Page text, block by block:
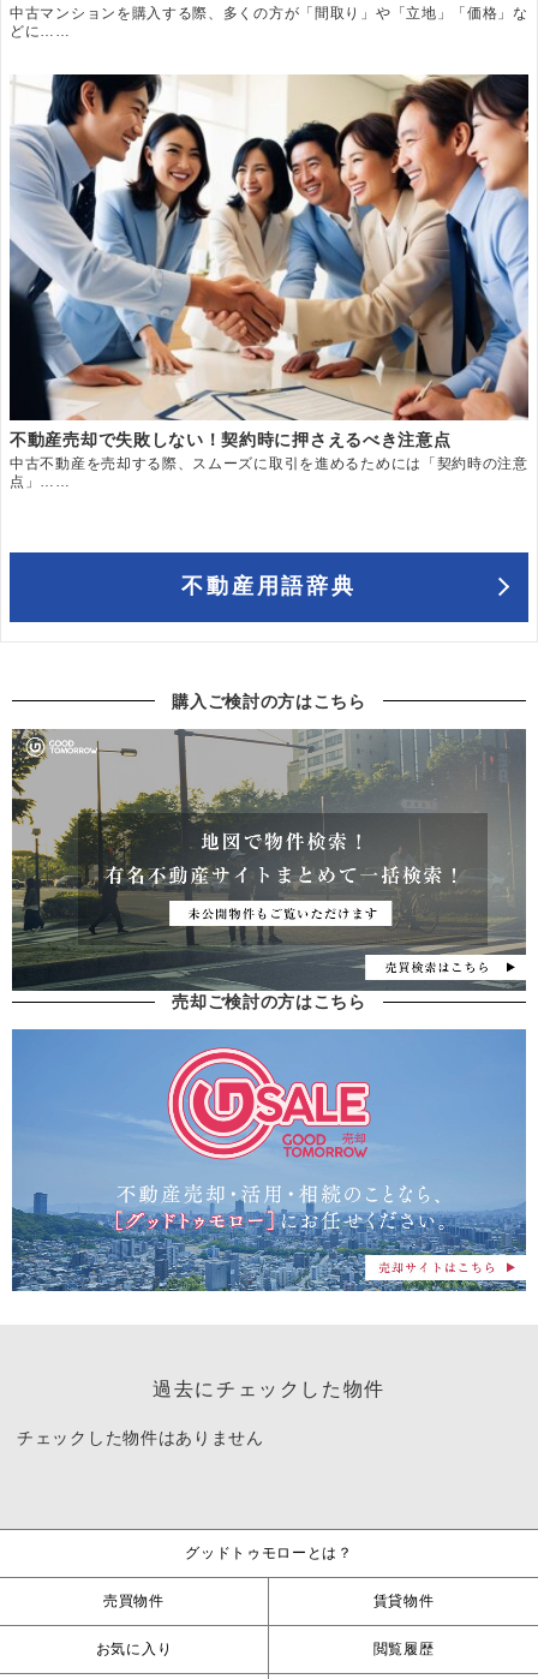
中古マンションを購入する際、多くの方が「間取り」や「立地」「価格」な
どに……
不動産売却で失敗しない！契約時に押さえるべき注意点
中古不動産を売却する際、スムーズに取引を進めるためには「契約時の注意
点」……
不動産用語辞典
購入ご検討の方はこちら
売却ご検討の方はこちら
過去にチェックした物件
チェックした物件はありません
グッドトゥモローとは？
売買物件 賃貸物件
お気に入り 閲覧履歴